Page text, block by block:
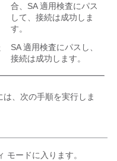
合、SA 適用検査にパス
して、接続は成功しま
す。
SA 適用検査にパスし、
接続は成功します。
、次の手順を実行しま
モードに入ります。